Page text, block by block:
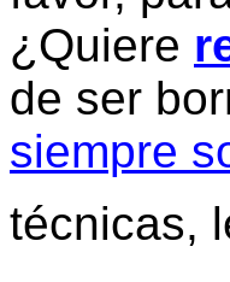
¿Quiere
de ser
siempre
técnicas,